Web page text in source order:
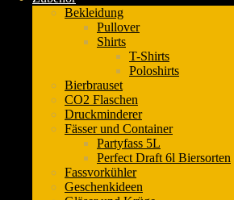
Bekleidung
Pullover
Shirts
T-Shirts
Poloshirts
Bierbrauset
CO2 Flaschen
Druckminderer
Fässer und Container
Partyfass 5L
Perfect Draft 6l Biersorten
Fassvorkühler
Geschenkideen